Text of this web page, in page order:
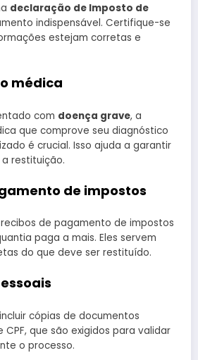
declaração de Imposto de
indispensável. Certifique-se
estejam corretas e
médica
com doença grave, a
que comprove seu diagnóstico
é crucial. Isso ajuda a garantir
restituição.
de impostos
de pagamento de impostos
paga a mais. Eles servem
do que deve ser restituído.
cópias de documentos
CPF, que são exigidos para validar
o processo.